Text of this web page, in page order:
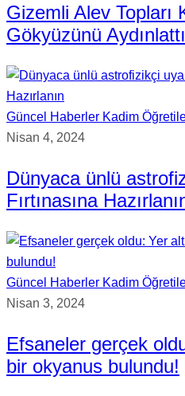
Gizemli Alev Topları
Gökyüzünü Aydınlattı
Güncel Haberler Kadim
Nisan 4, 2024
Dünyaca ünlü
Fırtınasına
Güncel Haberler Kadim
Nisan 3, 2024
Efsaneler gerçek
bir okyanus bulundu!